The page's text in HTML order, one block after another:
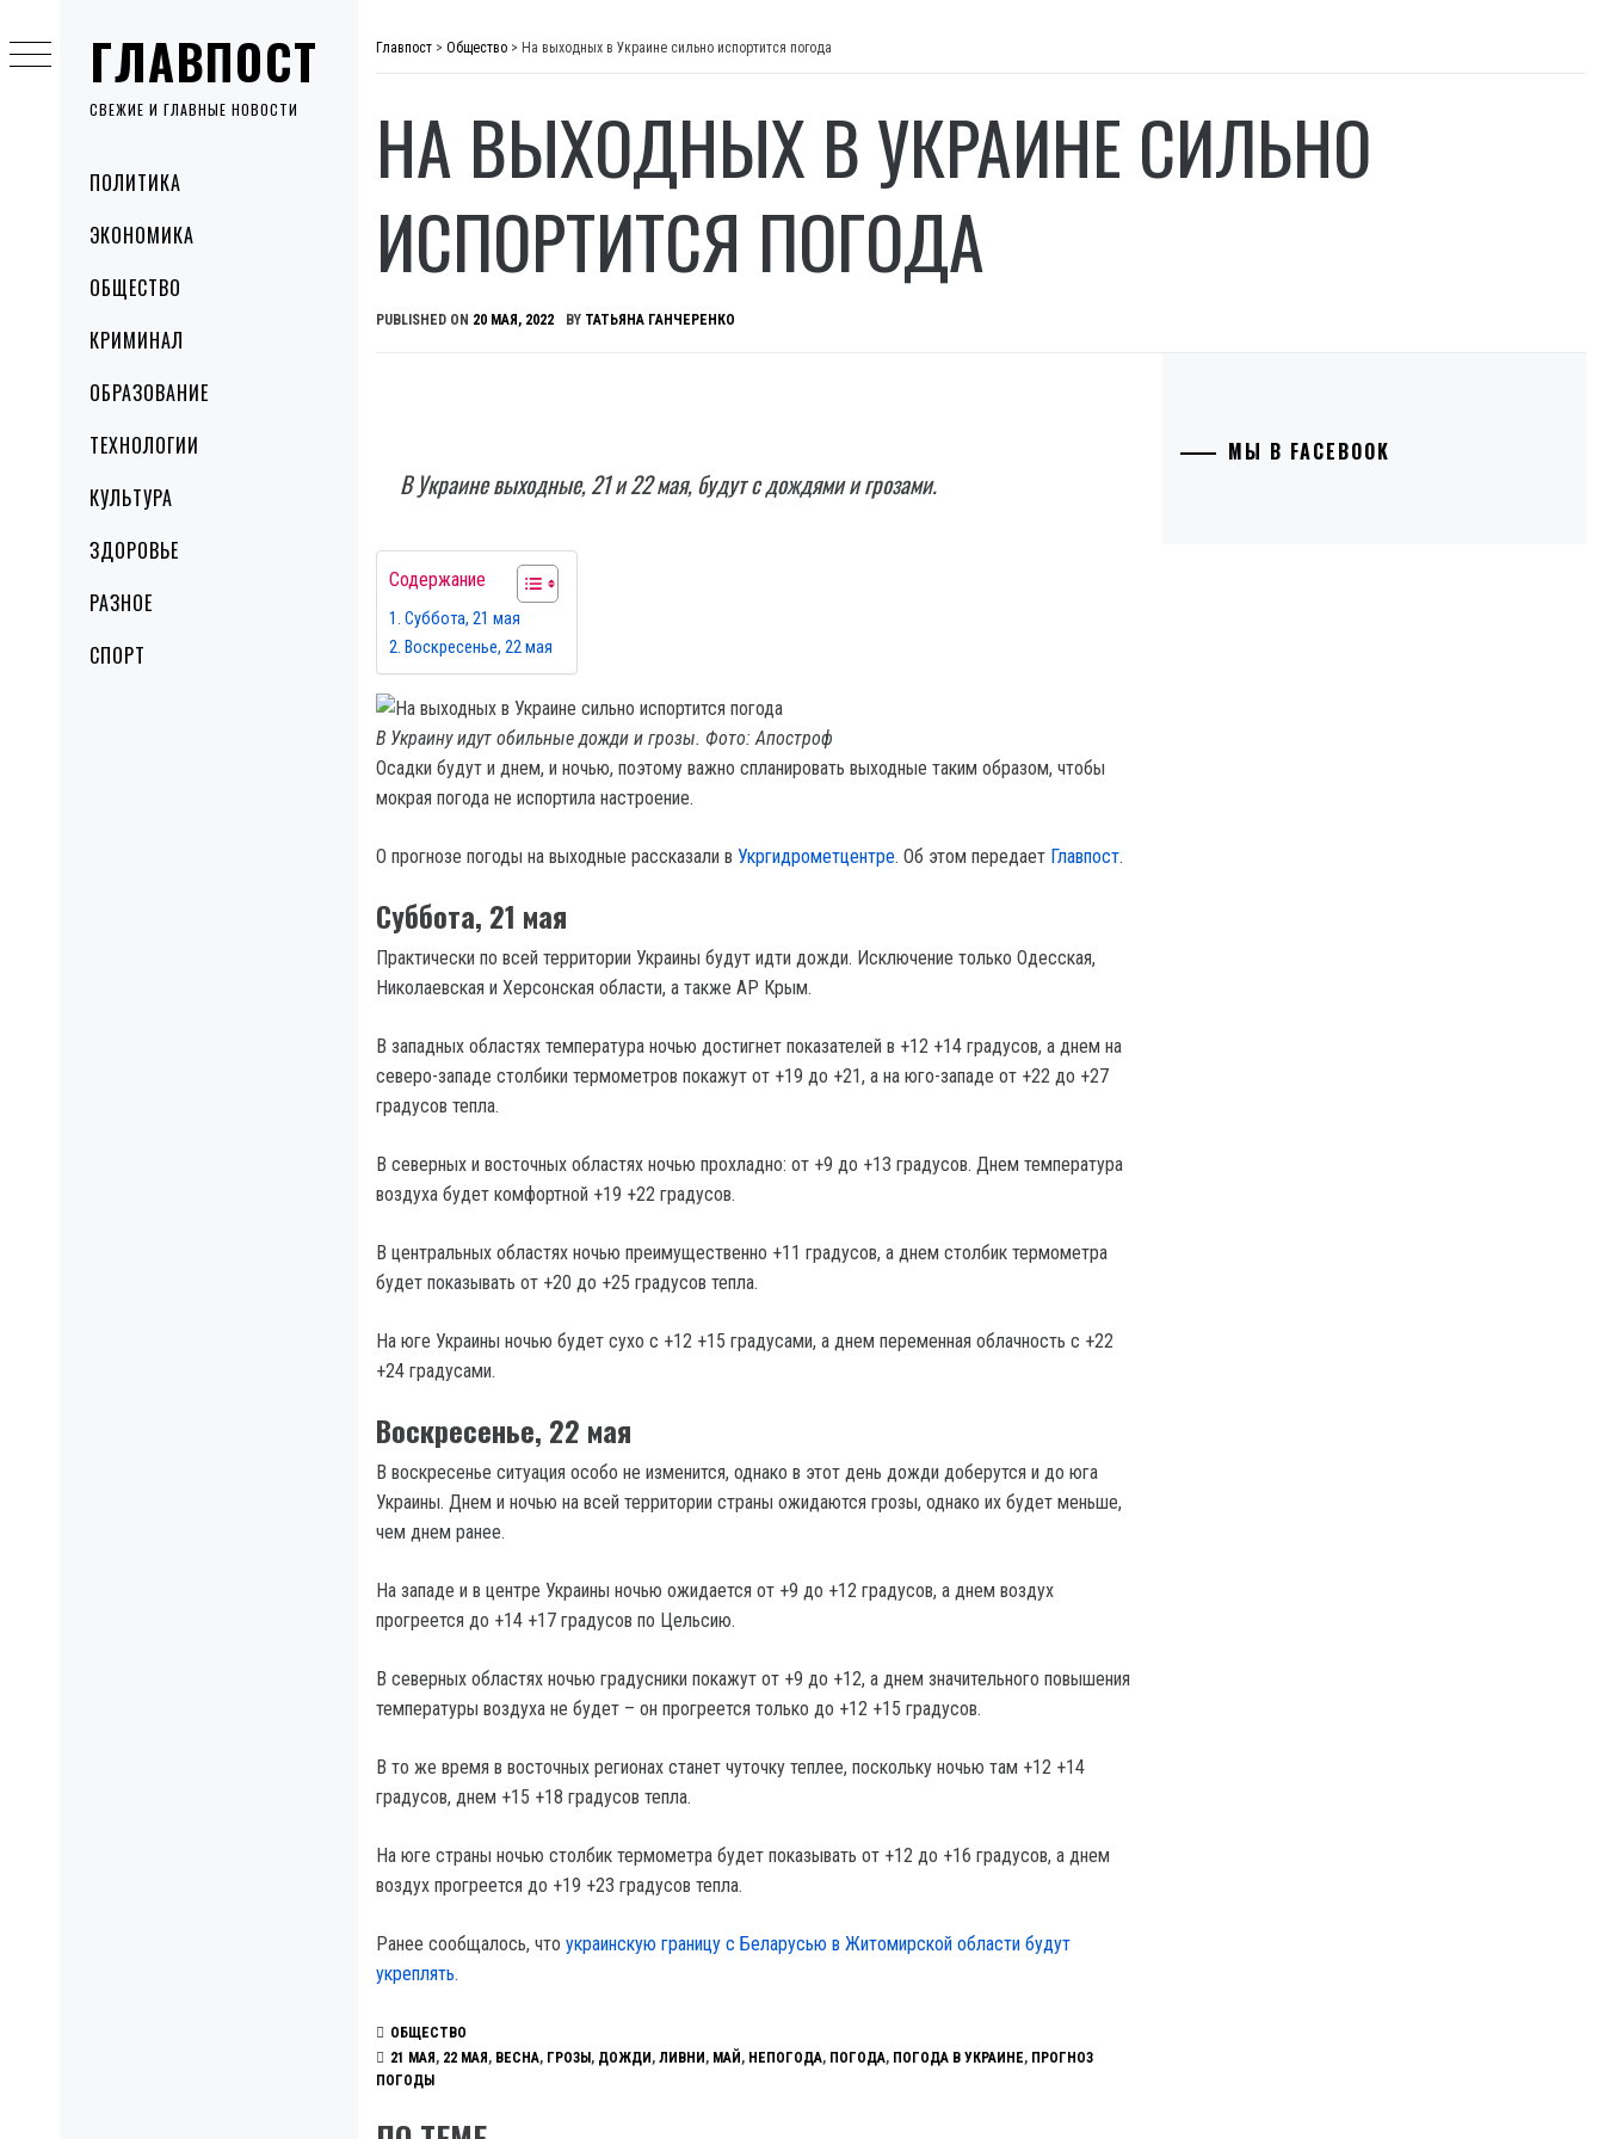
ГЛАВПОСТ
СВЕЖИЕ И ГЛАВНЫЕ НОВОСТИ
MenuПОЛИТИКА
ЭКОНОМИКА
ОБЩЕСТВО
КРИМИНАЛ
ОБРАЗОВАНИЕ
ТЕХНОЛОГИИ
КУЛЬТУРА
ЗДОРОВЬЕ
РАЗНОЕ
СПОРТ
to
content
Главпост > Общество > На выходных в Украине сильно испортится погода
НА ВЫХОДНЫХ В УКРАИНЕ СИЛЬНО
ИСПОРТИТСЯ ПОГОДА
PUBLISHED ON 20 МАЯ, 2022 BY ТАТЬЯНА ГАНЧЕРЕНКО
В Украине выходные, 21 и 22 мая, будут с дождями и грозами.
Содержание
Суббота, 21 мая
Воскресенье, 22 мая
В Украину идут обильные дожди и грозы. Фото: Апостроф
Осадки будут и днем, и ночью, поэтому важно спланировать выходные таким образом, чтобы
мокрая погода не испортила настроение.
О прогнозе погоды на выходные рассказали в Укргидрометцентре. Об этом передает Главпост.
Суббота, 21 мая
Практически по всей территории Украины будут идти дожди. Исключение только Одесская,
Николаевская и Херсонская области, а также АР Крым.
В западных областях температура ночью достигнет показателей в +12 +14 градусов, а днем на
северо-западе столбики термометров покажут от +19 до +21, а на юго-западе от +22 до +27
градусов тепла.
В северных и восточных областях ночью прохладно: от +9 до +13 градусов. Днем температура
воздуха будет комфортной +19 +22 градусов.
В центральных областях ночью преимущественно +11 градусов, а днем столбик термометра
будет показывать от +20 до +25 градусов тепла.
На юге Украины ночью будет сухо с +12 +15 градусами, а днем переменная облачность с +22
+24 градусами.
Воскресенье, 22 мая
В воскресенье ситуация особо не изменится, однако в этот день дожди доберутся и до юга
Украины. Днем и ночью на всей территории страны ожидаются грозы, однако их будет меньше,
чем днем ранее.
На западе и в центре Украины ночью ожидается от +9 до +12 градусов, а днем воздух
прогреется до +14 +17 градусов по Цельсию.
В северных областях ночью градусники покажут от +9 до +12, а днем значительного повышения
температуры воздуха не будет – он прогреется только до +12 +15 градусов.
В то же время в восточных регионах станет чуточку теплее, поскольку ночью там +12 +14
градусов, днем +15 +18 градусов тепла.
На юге страны ночью столбик термометра будет показывать от +12 до +16 градусов, а днем
воздух прогреется до +19 +23 градусов тепла.
Ранее сообщалось, что украинскую границу с Беларусью в Житомирской области будут
укреплять.
ОБЩЕСТВО
21 МАЯ , 22 МАЯ , ВЕСНА, ГРОЗЫ , ДОЖДИ , ЛИВНИ , МАЙ , НЕПОГОДА, ПОГОДА, ПОГОДА В УКРАИНЕ, ПРОГНОЗ
ПОГОДЫ
МЫ В FACEBOOK